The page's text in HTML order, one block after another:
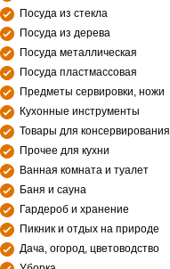
Посуда из стекла
Посуда из дерева
Посуда металлическая
Посуда пластмассовая
Предметы сервировки, ножи
Кухонные инструменты
Товары для консервирования
Прочее для кухни
Ванная комната и туалет
Баня и сауна
Гардероб и хранение
Пикник и отдых на природе
Дача, огород, цветоводство